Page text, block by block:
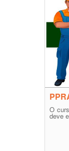
O
deve